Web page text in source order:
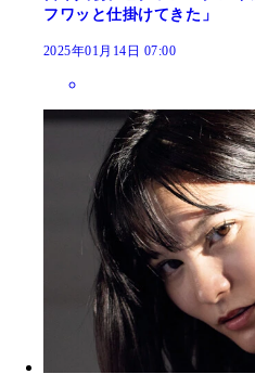
フワッと仕掛けてきた」
2025年01月14日 07:00